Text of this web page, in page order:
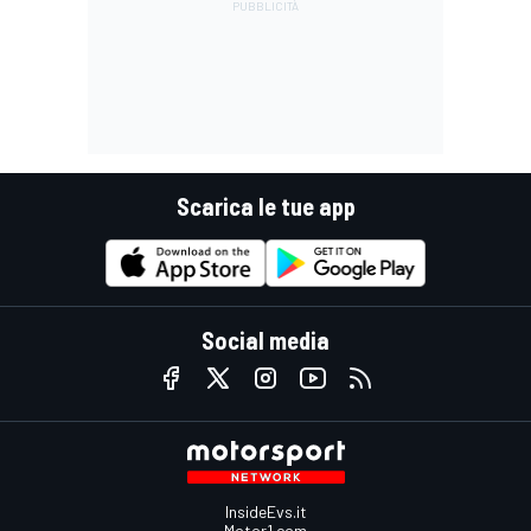
Scarica le tue app
Social media
InsideEvs.it